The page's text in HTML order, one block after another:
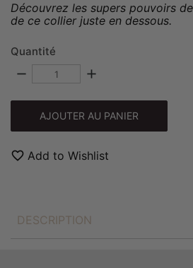
Découvrez les supers pouvoirs
de ce collier juste en dessous.
Quantité
remove add
AJOUTER AU PANIER
favorite_border Add to Wishlist
DESCRIPTION